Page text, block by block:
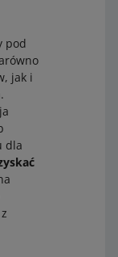
pod
jak i
dla